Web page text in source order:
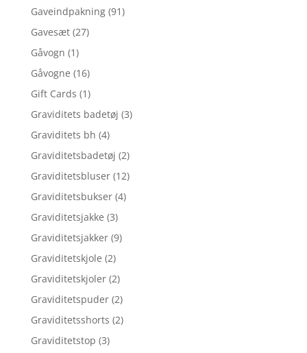
Gaveindpakning (91)
Gavesæt (27)
Gåvogn (1)
Gåvogne (16)
Gift Cards (1)
Graviditets badetøj (3)
Graviditets bh (4)
Graviditetsbadetøj (2)
Graviditetsbluser (12)
Graviditetsbukser (4)
Graviditetsjakke (3)
Graviditetsjakker (9)
Graviditetskjole (2)
Graviditetskjoler (2)
Graviditetspuder (2)
Graviditetsshorts (2)
Graviditetstop (3)